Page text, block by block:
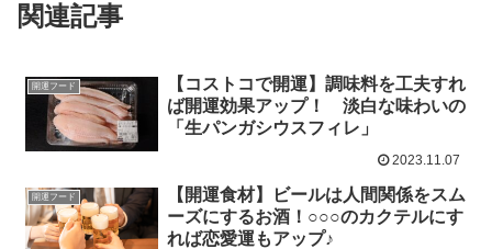
関連記事
開運フード
【コストコで開運】調味料を工夫すれ
ば開運効果アップ！ 淡白な味わいの
「生パンガシウスフィレ」
2023.11.07
開運フード
【開運食材】ビールは人間関係をスム
ーズにするお酒！○○○のカクテルにす
れば恋愛運もアップ♪